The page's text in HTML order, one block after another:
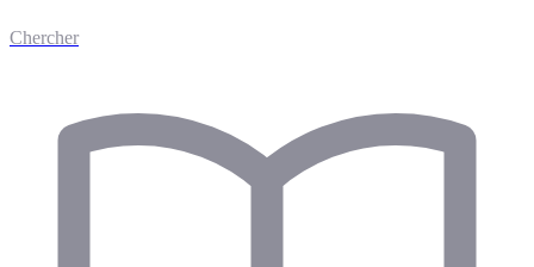
Chercher